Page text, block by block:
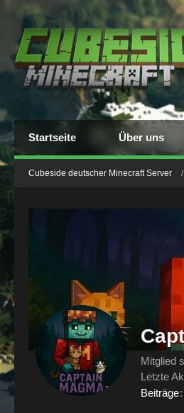
Startseite Über uns
Cubeside deutscher Minecraft Server
Mitglied
Letzte
Beiträge